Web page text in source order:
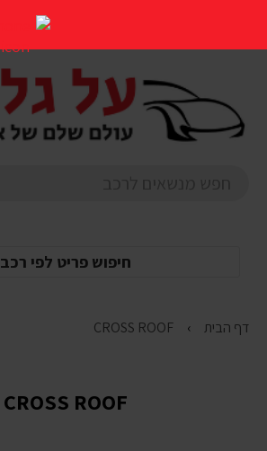
העמוד
חיפוש פריט לפי רכב
דף הבית CROSS ROOF
CROSS ROOF